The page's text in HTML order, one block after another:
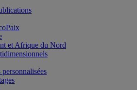
et Afrique du Nord